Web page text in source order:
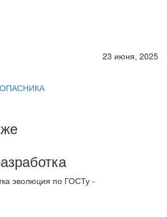
23 июня, 2025
эволюция по ГОСТу -